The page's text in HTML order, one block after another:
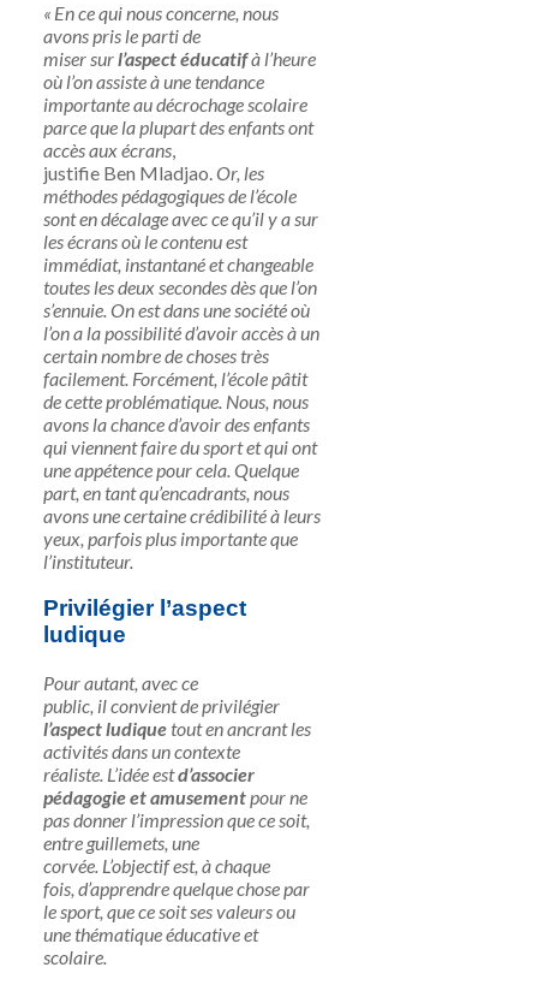
« En ce qui nous concerne, nous
avons pris le parti de
miser surl’aspect éducatifà l’heure
où l’on assiste à une tendance
importante au décrochage scolaire
parce que la plupart des enfants ont
accès aux écrans,
justifie Ben Mladjao.Or, les
méthodes pédagogiques de l’école
sont en décalage avec ce qu’il y a sur
les écrans où le contenu est
immédiat, instantané et changeable
toutes les deux secondes dès que l’on
s’ennuie. On est dans une société où
l’on a la possibilité d’avoir accès à un
certain nombre de choses très
facilement. Forcément, l’école pâtit
de cette problématique. Nous, nous
avons la chance d’avoir des enfants
qui viennent faire du sport et qui ont
une appétence pour cela. Quelque
part, en tant qu’encadrants, nous
avons une certaine crédibilité à leurs
yeux, parfois plus importante que
l’instituteur.
Privilégier l’aspect
ludique
Pour autant, avec ce
public, ilconvient de privilégier
l’aspect ludiquetout en ancrant les
activités dans un contexte
réaliste. L’idée estd’associer
pédagogie et amusementpour ne
pas donner l’impression que ce soit,
entre guillemets, une
corvée. L’objectif est, à chaque
fois, d’apprendre quelque chose par
le sport, que ce soit ses valeurs ou
une thématique éducative et
scolaire.